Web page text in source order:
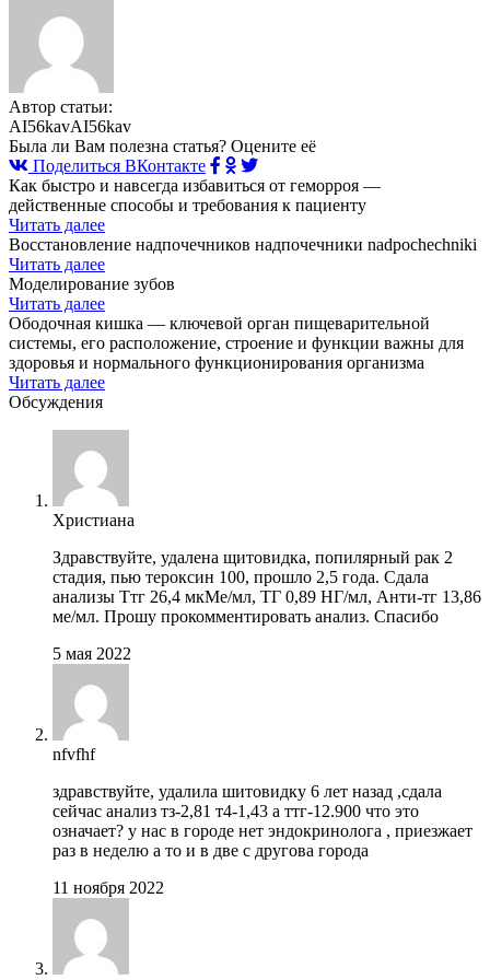
Автор статьи:
AI56kavAI56kav
Была ли Вам полезна статья? Оцените её
Поделиться ВКонтакте
Как быстро и навсегда избавиться от геморроя —
действенные способы и требования к пациенту
Читать далее
Восстановление надпочечников надпочечники nadpochechniki
Читать далее
Моделирование зубов
Читать далее
Ободочная кишка — ключевой орган пищеварительной
системы, его расположение, строение и функции важны для
здоровья и нормального функционирования организма
Читать далее
Обсуждения
Христиана
Здравствуйте, удалена щитовидка, попилярный рак 2
стадия, пью тероксин 100, прошло 2,5 года. Сдала
анализы Ттг 26,4 мкМе/мл, ТГ 0,89 НГ/мл, Анти-тг 13,86
ме/мл. Прошу прокомментировать анализ. Спасибо
5 мая 2022
nfvfhf
здравствуйте, удалила шитовидку 6 лет назад ,сдала
сейчас анализ тз-2,81 т4-1,43 а ттг-12.900 что это
означает? у нас в городе нет эндокринолога , приезжает
раз в неделю а то и в две с другова города
11 ноября 2022